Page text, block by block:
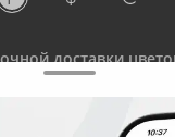
доставки